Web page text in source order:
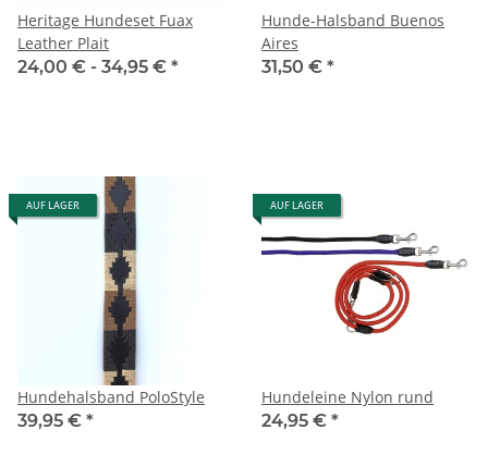
Heritage Hundeset Fuax
Leather Plait
24,00 € - 34,95 € *
Hunde-Halsband Buenos
Aires
31,50 € *
AUF LAGER
Hundehalsband PoloStyle
39,95 € *
AUF LAGER
Hundeleine Nylon rund
24,95 € *